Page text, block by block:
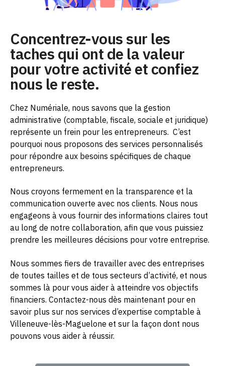
Concentrez-vous sur les
taches qui ont de la valeur
pour votre activité et confiez
nous le reste.
Chez Numériale, nous savons que la gestion
administrative (comptable, fiscale, sociale et juridique)
représente un frein pour les entrepreneurs. C’est
pourquoi nous proposons des services personnalisés
pour répondre aux besoins spécifiques de chaque
entrepreneurs.
Nous croyons fermement en la transparence et la
communication ouverte avec nos clients. Nous nous
engageons à vous fournir des informations claires tout
au long de notre collaboration, afin que vous puissiez
prendre les meilleures décisions pour votre entreprise.
Nous sommes fiers de travailler avec des entreprises
de toutes tailles et de tous secteurs d’activité, et nous
sommes là pour vous aider à atteindre vos objectifs
financiers. Contactez-nous dès maintenant pour en
savoir plus sur nos services d’expertise comptable à
Villeneuve-lès-Maguelone et sur la façon dont nous
pouvons vous aider à réussir.